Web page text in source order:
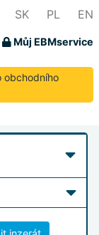
SK PL EN
Můj EBMservice
obchodního